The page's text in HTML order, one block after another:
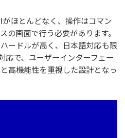
ほとんどなく、操作はコマン
の画面で行う必要があります。
ードルが高く、日本語対応も限
応で、ユーザーインターフェー
高機能性を重視した設計となっ